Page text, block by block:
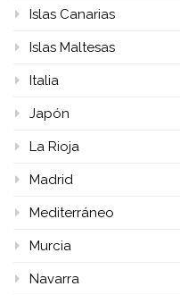
Islas Canarias
Islas Maltesas
Italia
Japón
La Rioja
Madrid
Mediterráneo
Murcia
Navarra